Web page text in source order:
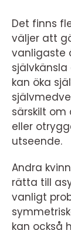
Det finns
väljer att
vanligaste
kan öka
särskilt
eller
utseende.
Andra
rätta till
vanligt
kan också